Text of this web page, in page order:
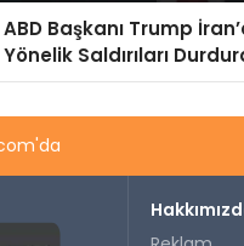
ABD Başkanı Trump
Yönelik Saldırıları
Axios Duyurdu